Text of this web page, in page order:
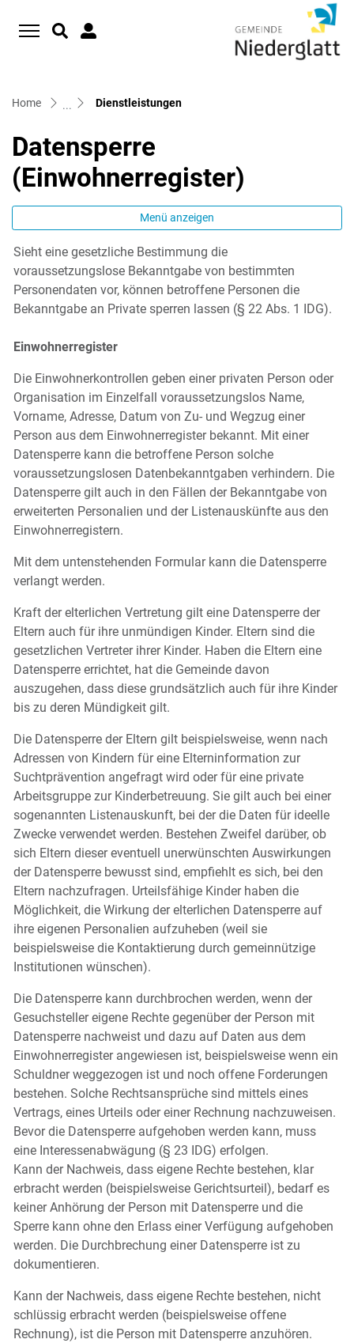
Home Dienstleistungen(ausgewählt)
Datensperre
(Einwohnerregister)
Menü anzeigen
Sieht eine gesetzliche Bestimmung die
voraussetzungslose Bekanntgabe von bestimmten
Personendaten vor, können betroffene Personen die
Bekanntgabe an Private sperren lassen (§ 22 Abs. 1 IDG).
Einwohnerregister
Die Einwohnerkontrollen geben einer privaten Person oder
Organisation im Einzelfall voraussetzungslos Name,
Vorname, Adresse, Datum von Zu- und Wegzug einer
Person aus dem Einwohnerregister bekannt. Mit einer
Datensperre kann die betroffene Person solche
voraussetzungslosen Datenbekanntgaben verhindern. Die
Datensperre gilt auch in den Fällen der Bekanntgabe von
erweiterten Personalien und der Listenauskünfte aus den
Einwohnerregistern.
Mit dem untenstehenden Formular kann die Datensperre
verlangt werden.
Kraft der elterlichen Vertretung gilt eine Datensperre der
Eltern auch für ihre unmündigen Kinder. Eltern sind die
gesetzlichen Vertreter ihrer Kinder. Haben die Eltern eine
Datensperre errichtet, hat die Gemeinde davon
auszugehen, dass diese grundsätzlich auch für ihre Kinder
bis zu deren Mündigkeit gilt.
Die Datensperre der Eltern gilt beispielsweise, wenn nach
Adressen von Kindern für eine Elterninformation zur
Suchtprävention angefragt wird oder für eine private
Arbeitsgruppe zur Kinderbetreuung. Sie gilt auch bei einer
sogenannten Listenauskunft, bei der die Daten für ideelle
Zwecke verwendet werden. Bestehen Zweifel darüber, ob
sich Eltern dieser eventuell unerwünschten Auswirkungen
der Datensperre bewusst sind, empfiehlt es sich, bei den
Eltern nachzufragen. Urteilsfähige Kinder haben die
Möglichkeit, die Wirkung der elterlichen Datensperre auf
ihre eigenen Personalien aufzuheben (weil sie
beispielsweise die Kontaktierung durch gemeinnützige
Institutionen wünschen).
Die Datensperre kann durchbrochen werden, wenn der
Gesuchsteller eigene Rechte gegenüber der Person mit
Datensperre nachweist und dazu auf Daten aus dem
Einwohnerregister angewiesen ist, beispielsweise wenn ein
Schuldner weggezogen ist und noch offene Forderungen
bestehen. Solche Rechtsansprüche sind mittels eines
Vertrags, eines Urteils oder einer Rechnung nachzuweisen.
Bevor die Datensperre aufgehoben werden kann, muss
eine Interessenabwägung (§ 23 IDG) erfolgen.
Kann der Nachweis, dass eigene Rechte bestehen, klar
erbracht werden (beispielsweise Gerichtsurteil), bedarf es
keiner Anhörung der Person mit Datensperre und die
Sperre kann ohne den Erlass einer Verfügung aufgehoben
werden. Die Durchbrechung einer Datensperre ist zu
dokumentieren.
Kann der Nachweis, dass eigene Rechte bestehen, nicht
schlüssig erbracht werden (beispielsweise offene
Rechnung), ist die Person mit Datensperre anzuhören.
Zugehörige Objekte